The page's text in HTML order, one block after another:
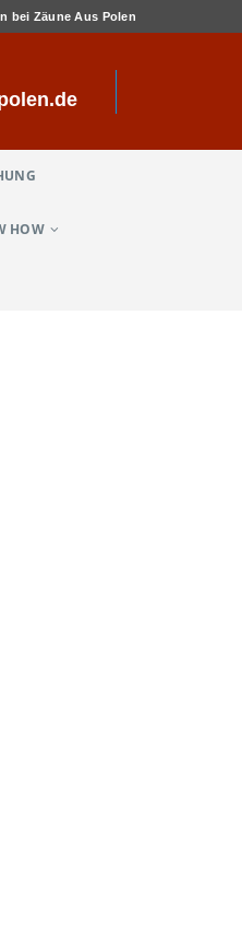
bei Zäune Aus Polen
HOW